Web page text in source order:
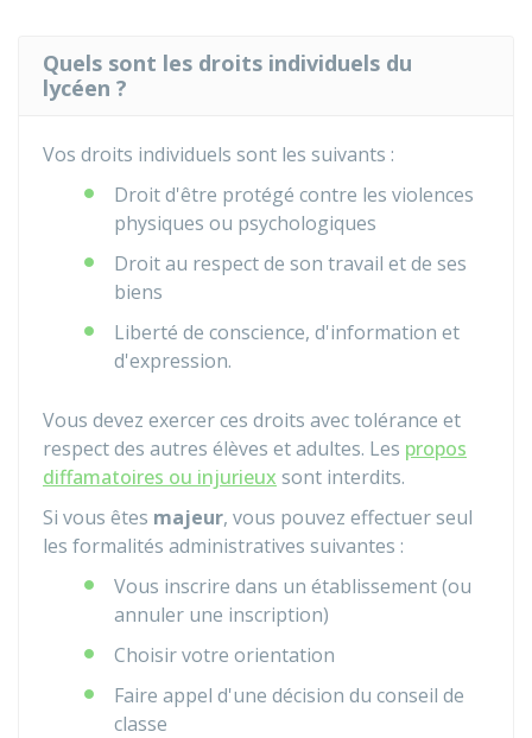
Quels sont les droits individuels du
lycéen ?
Vos droits individuels sont les suivants :
Droit d'être protégé contre les violences
physiques ou psychologiques
Droit au respect de son travail et de ses
biens
Liberté de conscience, d'information et
d'expression.
Vous devez exercer ces droits avec tolérance et
respect des autres élèves et adultes. Les propos
diffamatoires ou injurieux sont interdits.
Si vous êtes majeur, vous pouvez effectuer seul
les formalités administratives suivantes :
Vous inscrire dans un établissement (ou
annuler une inscription)
Choisir votre orientation
Faire appel d'une décision du conseil de
classe